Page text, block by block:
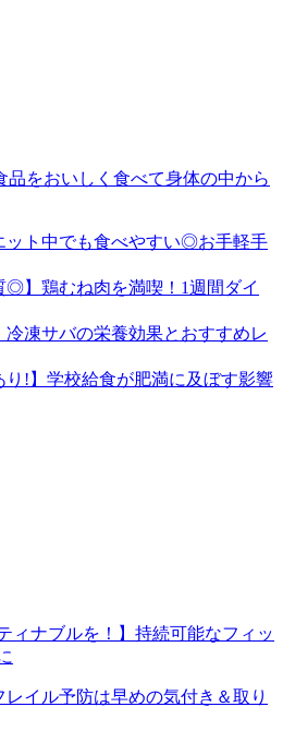
品をおいしく食べて身体の中から
ット中でも食べやすい◎お手軽手
◎】鶏むね肉を満喫！1週間ダイ
冷凍サバの栄養効果とおすすめレ
り!】学校給食が肥満に及ぼす影響
ィナブルを！】持続可能なフィッ
レイル予防は早めの気付き＆取り